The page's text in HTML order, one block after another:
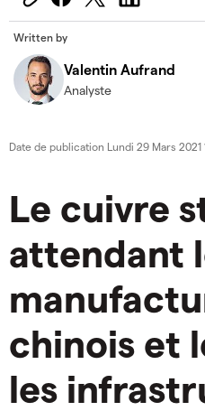
Written by
Valentin Aufrand
Analyste
Date de publication Lundi 29 Mars 2021
Le cuivre
attendant
chinois et
les